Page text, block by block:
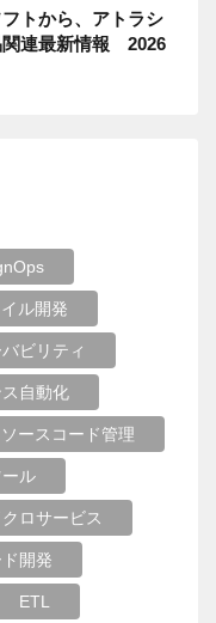
フトから、アトラシ
関連最新情報 2026
ル開発
ビリティ
自動化
ソースコード管理
ル
ロサービス
開発
ETL